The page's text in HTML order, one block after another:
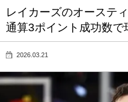
レイカーズのオーステ
通算3ポイント成功数で
2026.03.21